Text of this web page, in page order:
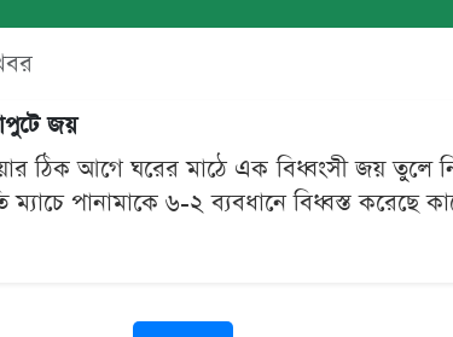
জয়
ঠিক আগে ঘরের মাঠে এক বিধ্বংসী জয় তুলে
ম্যাচে পানামাকে ৬-২ ব্যবধানে বিধ্বস্ত করেছে